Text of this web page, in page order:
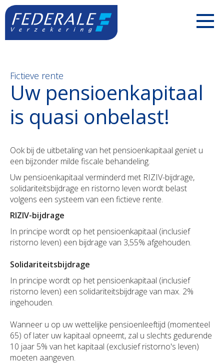
Jouw mobiliteit
Jouw woning
Jouw pensioen
Jouw geld
Polis Check
Duurzaamheid
ZELFSTANDIGEN
Uw voertuigen
Uw inkomsten
Uw bezittingen
Uw pensioen
Polis Check
ONDERNEMINGEN
Uw voertuigen
Uw aansprakelijkheid
Uw bezittingen
Bedrijfsleider
Uw financiën
Polis Check
Uw personeel
Uw voertuigen
Uw aansprakelijkheid
Uw bezittingen
Bedrijfsleider
Uw werven
Polis Check
Over ons
Contact
Newsroom
Jobs
Uw schadeaangifte
Fictieve rente
Uw pensioenkapitaal
is quasi onbelast!
Ook bij de uitbetaling van het pensioenkapitaal geniet u
een bijzonder milde fiscale behandeling.
Uw pensioenkapitaal verminderd met RIZIV-bijdrage,
solidariteitsbijdrage en ristorno leven wordt belast
volgens een systeem van een fictieve rente.
RIZIV-bijdrage
In principe wordt op het pensioenkapitaal (inclusief
ristorno leven) een bijdrage van 3,55% afgehouden.
Solidariteitsbijdrage
In principe wordt op het pensioenkapitaal (inclusief
ristorno leven) een solidariteitsbijdrage van max. 2%
ingehouden.
Wanneer u op uw wettelijke pensioenleeftijd (momenteel
65) of later uw kapitaal opneemt, zal u slechts gedurende
10 jaar 5% van het kapitaal (exclusief ristorno's leven)
moeten aangeven.